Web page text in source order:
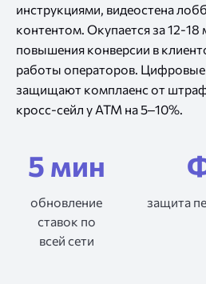
инструкциями, видеостена
контентом. Окупается за 12-18
повышения конверсии в
работы операторов. Цифровые
защищают комплаенс от
кросс-сейл у ATM на 5–10%.
5 мин
обновление
ставок по
всей сети
защита